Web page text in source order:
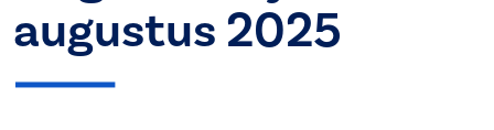
augustus 2025